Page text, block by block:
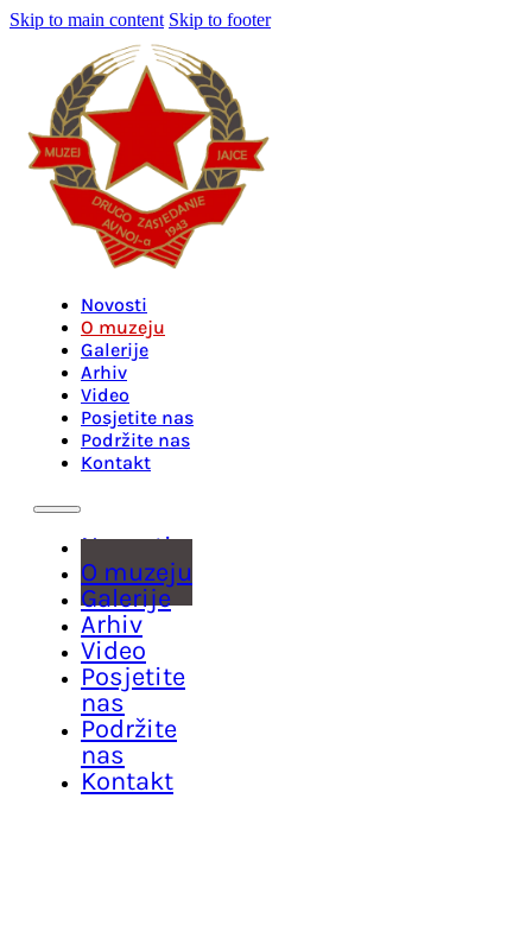
Skip to main content Skip to footer
Novosti
O muzeju
Galerije
Arhiv
Video
Posjetite nas
Podržite nas
Kontakt
Novosti
O muzeju
Galerije
Arhiv
Video
Posjetite
nas
Podržite
nas
Kontakt